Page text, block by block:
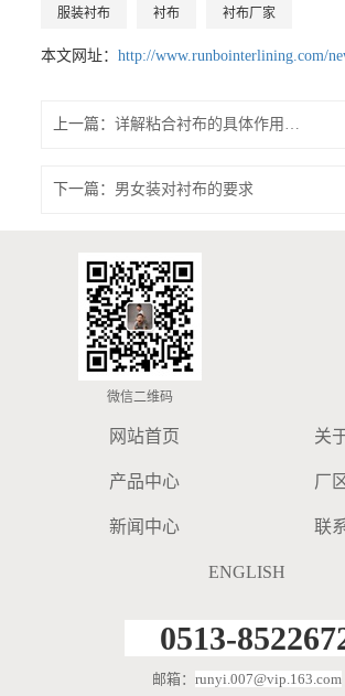
服装衬布 衬布 衬布厂家
本文网址：http://www.runbointerlining.com/
上一篇：
下一篇： 男女装对衬布的要求
微信二维码
网站首页 关
产品中心 厂
新闻中心 联
ENGLISH
0513-
邮箱： runyi.007@vip.163.com